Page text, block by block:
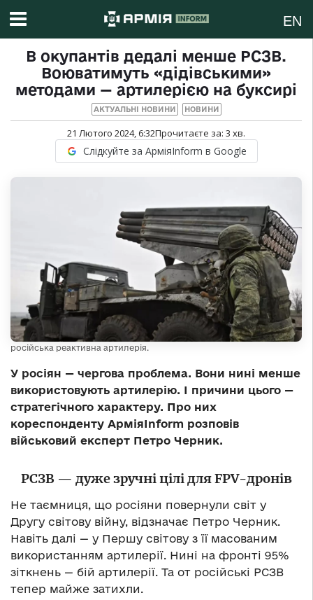
EN
В окупантів дедалі менше РСЗВ.
Воюватимуть «дідівськими»
методами — артилерією на буксирі
АКТУАЛЬНІ НОВИНИ НОВИНИ
21 Лютого 2024, 6:32Прочитаєте за: 3 хв.
Слідкуйте за АрміяInform в Google
російська реактивна артилерія.
У росіян — чергова проблема. Вони нині менше
використовують артилерію. І причини цього —
стратегічного характеру. Про них
кореспонденту АрміяInform розповів
військовий експерт Петро Черник.
РСЗВ — дуже зручні цілі для FPV-дронів
Не таємниця, що росіяни повернули світ у
Другу світову війну, відзначає Петро Черник.
Навіть далі — у Першу світову з її масованим
використанням артилерії. Нині на фронті 95%
зіткнень — бій артилерії. Та от російські РСЗВ
тепер майже затихли.